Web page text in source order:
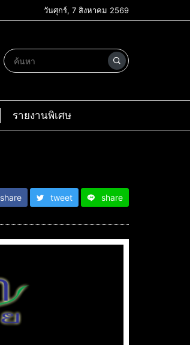
วันศุกร์, 7 สิงหาคม 2569
รายงานพิเศษ
share tweet share